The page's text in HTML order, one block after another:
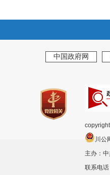
中国政府网
川
主办：
联系电